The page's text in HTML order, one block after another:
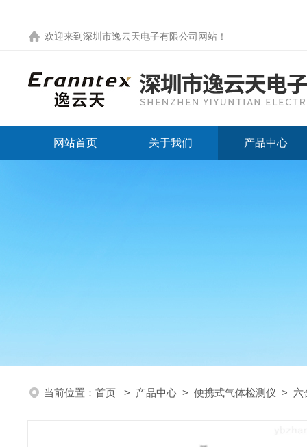
欢迎来到 深圳市逸云天电子有限公司网站 ！
网站首页 关于我们 产品中心
当前位置： 首页 > 产品中心 > 便携式气体检测仪 > 六